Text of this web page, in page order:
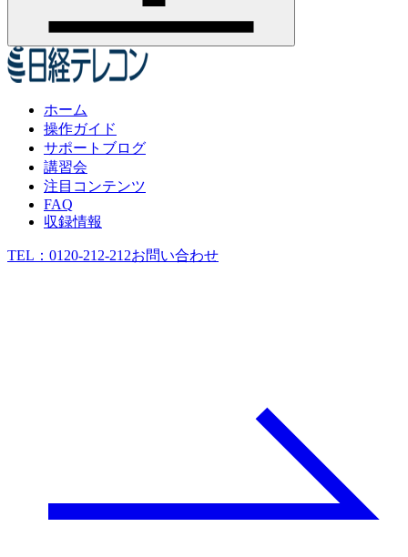
ホーム
操作ガイド
サポートブログ
講習会
注目コンテンツ
FAQ
収録情報
TEL： 0120-212-212お問い合わせ